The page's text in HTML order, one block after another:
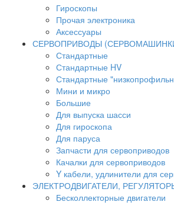
Гироскопы
Прочая электроника
Аксессуары
СЕРВОПРИВОДЫ
Стандартные
Стандартные HV
Стандартные
Мини и микро
Большие
Для выпуска шасси
Для гироскопа
Для паруса
Запчасти для сервоприводов
Качалки для сервоприводов
Y кабели, удлинители для
ЭЛЕКТРОДВИГАТЕЛИ,
Бесколлекторные двигатели